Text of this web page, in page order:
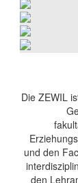
Die ZEWIL
und den
den